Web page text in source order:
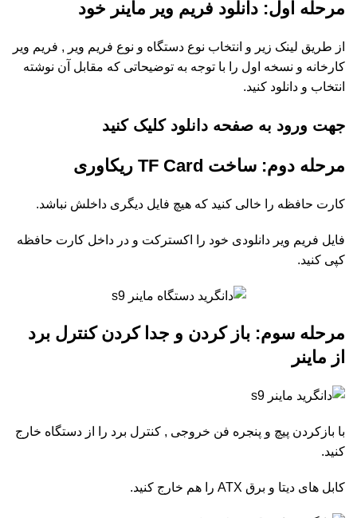
مرحله اول: دانلود فریم ویر ماینر خود
از طریق لینک زیر و انتخاب نوع دستگاه و نوع فریم ویر , فریم ویر
کارخانه و نسخه اول را با توجه به توضیحاتی که مقابل آن نوشته
انتخاب و دانلود کنید.
جهت ورود به صفحه دانلود کلیک کنید
مرحله دوم: ساخت TF Card ریکاوری
کارت حافظه را خالی کنید که هیچ فایل دیگری داخلش نباشد.
فایل فریم ویر دانلودی خود را اکسترکت و در داخل کارت حافظه
کپی کنید.
مرحله سوم: باز کردن و جدا کردن کنترل برد
از ماینر
با بازکردن پیچ و پنجره فن خروجی , کنترل برد را از دستگاه خارج
کنید.
کابل های دیتا و برق ATX را هم خارج کنید.